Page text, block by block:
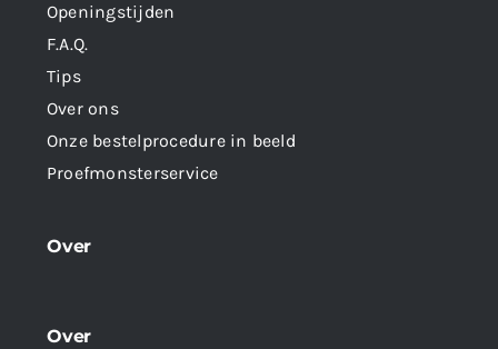
Openingstijden
F.A.Q.
Tips
Over ons
Onze bestelprocedure in beeld
Proefmonsterservice
Over
Over